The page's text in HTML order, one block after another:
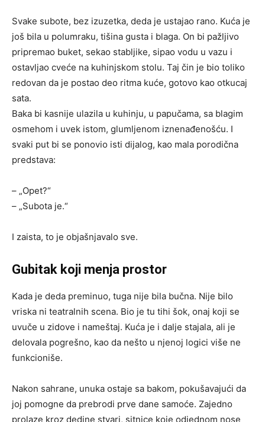
Svake subote, bez izuzetka, deda je ustajao rano. Kuća je
još bila u polumraku, tišina gusta i blaga. On bi pažljivo
pripremao buket, sekao stabljike, sipao vodu u vazu i
ostavljao cveće na kuhinjskom stolu. Taj čin je bio toliko
redovan da je postao deo ritma kuće, gotovo kao otkucaj
sata.
Baka bi kasnije ulazila u kuhinju, u papučama, sa blagim
osmehom i uvek istom, glumljenom iznenađenošću. I
svaki put bi se ponovio isti dijalog, kao mala porodična
predstava:
– „Opet?“
– „Subota je.“
I zaista, to je objašnjavalo sve.
Gubitak koji menja prostor
Kada je deda preminuo, tuga nije bila bučna. Nije bilo
vriska ni teatralnih scena. Bio je tu tihi šok, onaj koji se
uvuče u zidove i nameštaj. Kuća je i dalje stajala, ali je
delovala pogrešno, kao da nešto u njenoj logici više ne
funkcioniše.
Nakon sahrane, unuka ostaje sa bakom, pokušavajući da
joj pomogne da prebrodi prve dane samoće. Zajedno
prolaze kroz dedine stvari, sitnice koje odjednom nose